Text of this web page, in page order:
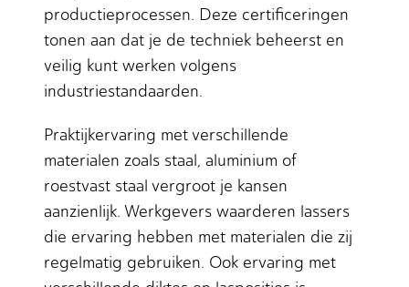
productieprocessen. Deze certificeringen
tonen aan dat je de techniek beheerst en
veilig kunt werken volgens
industriestandaarden.
Praktijkervaring met verschillende
materialen zoals staal, aluminium of
roestvast staal vergroot je kansen
aanzienlijk. Werkgevers waarderen lassers
die ervaring hebben met materialen die zij
regelmatig gebruiken. Ook ervaring met